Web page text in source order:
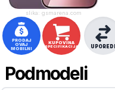
slika: gsmarena.com
PRODAJ
OVAJ
MOBILNI
KUPOVINA
SPECIFIKACIJA UPOREDI
Podmodeli